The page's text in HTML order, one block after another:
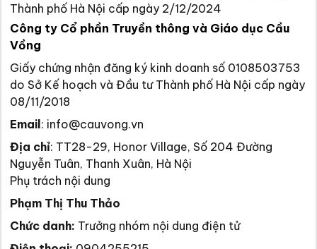
Thành phố Hà Nội cấp ngày 2/12/2024
Công ty Cổ phần Truyền thông và Giáo dục Cầu
Vồng
Giấy chứng nhận đăng ký kinh doanh số 0108503753
do Sở Kế hoạch và Đầu tư Thành phố Hà Nội cấp ngày
08/11/2018
Email : info@cauvong.vn
Địa chỉ: TT28-29, Honor Village, Số 204 Đường
Nguyễn Tuân, Thanh Xuân, Hà Nội
Phụ trách nội dung
Phạm Thị Thu Thảo
Chức danh: Trưởng nhóm nội dung điện tử